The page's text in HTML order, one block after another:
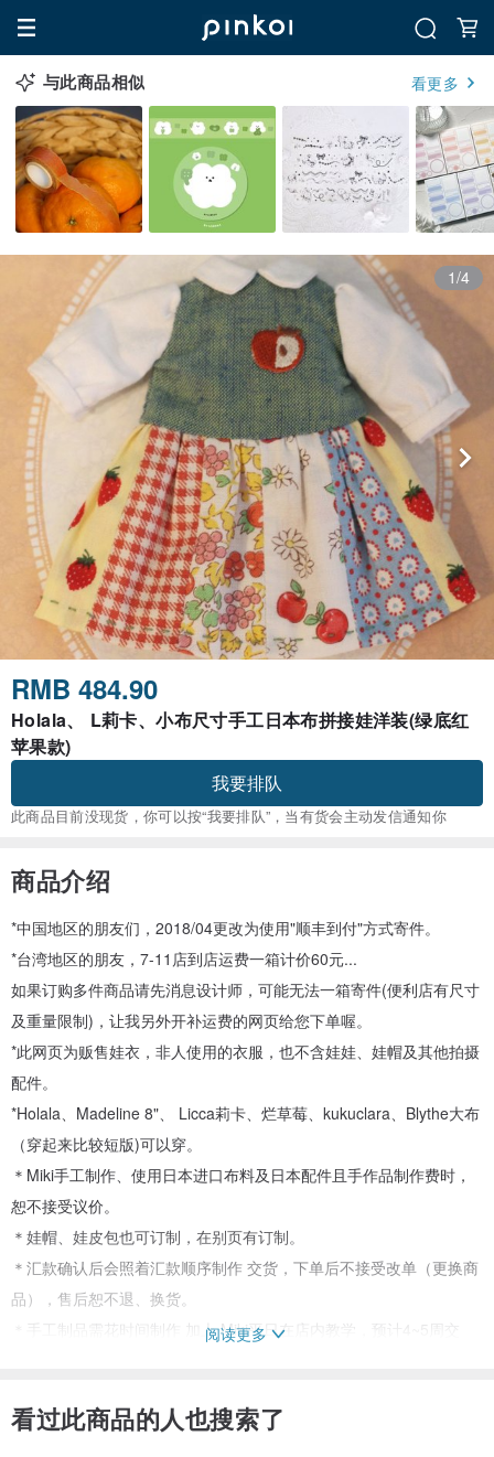
与此商品相似 看更多
1/4
RMB 484.90
Holala、 L莉卡、小布尺寸手工日本布拼接娃洋装(绿底红
苹果款)
我要排队
此商品目前没现货，你可以按“我要排队”，当有货会主动发信通知你
商品介绍
*中国地区的朋友们，2018/04更改为使用"顺丰到付"方式寄件。
*台湾地区的朋友，7-11店到店运费一箱计价60元...
如果订购多件商品请先消息设计师，可能无法一箱寄件(便利店有尺寸
及重量限制)，让我另外开补运费的网页给您下单喔。
*此网页为贩售娃衣，非人使用的衣服，也不含娃娃、娃帽及其他拍摄
配件。
*Holala、Madeline 8"、 Licca莉卡、烂草莓、kukuclara、Blythe大布
（穿起来比较短版)可以穿。
＊Miki手工制作、使用日本进口布料及日本配件且手作品制作费时，
恕不接受议价。
＊娃帽、娃皮包也可订制，在别页有订制。
＊汇款确认后会照着汇款顺序制作 交货，下单后不接受改单（更换商
品），售后恕不退、换货。
＊手工制品需花时间制作 加上 Miki平日在店内教学，预计4~5周交
Miki手工制作产地台湾
阅读更多
看过此商品的人也搜索了